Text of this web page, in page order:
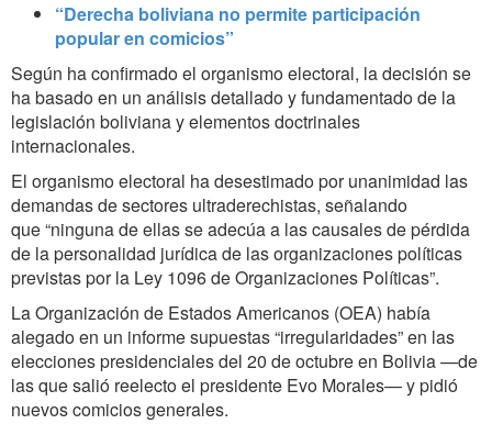
“Derecha boliviana no permite participación
popular en comicios”
Según ha confirmado el organismo electoral, la decisión se
ha basado en un análisis detallado y fundamentado de la
legislación boliviana y elementos doctrinales
internacionales.
El organismo electoral ha desestimado por unanimidad las
demandas de sectores ultraderechistas, señalando
que “ninguna de ellas se adecúa a las causales de pérdida
de la personalidad jurídica de las organizaciones políticas
previstas por la Ley 1096 de Organizaciones Políticas”.
La Organización de Estados Americanos (OEA) había
alegado en un informe supuestas “irregularidades” en las
elecciones presidenciales del 20 de octubre en Bolivia —de
las que salió reelecto el presidente Evo Morales— y pidió
nuevos comicios generales.